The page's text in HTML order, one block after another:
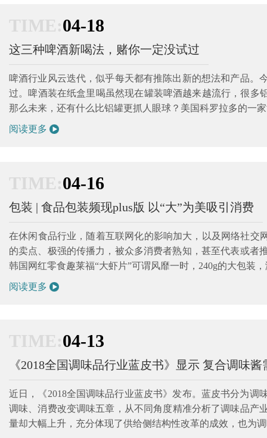
04-18
这三种啤酒新喝法，赌你一定没试过
啤酒行业风云迭代，似乎每天都有推陈出新的想法和产品。
过。啤酒装在纸盒里喝虽然现在罐装啤酒越来越流行，很多
那么未来，还有什么比铝罐更抓人眼球？美国科罗拉多的一
阅读更多
04-16
包装 | 食品包装频现plus版 以“大”为美吸引消费
在休闲食品行业，随着互联网化的影响加大，以及网络社交
的卖点、极强的传播力，被众多消费者熟知，甚至代表或者
韩国网红零食趣莱福“大虾片”可谓风靡一时，240g的大包装，
阅读更多
04-13
《2018全国调味品行业蓝皮书》显示 复合调味酱
近日，《2018全国调味品行业蓝皮书》发布。蓝皮书分为
调味、消费改变调味五章，从不同角度精准分析了调味品产
量却大幅上升，充分体现了供给侧结构性改革的成效，也为